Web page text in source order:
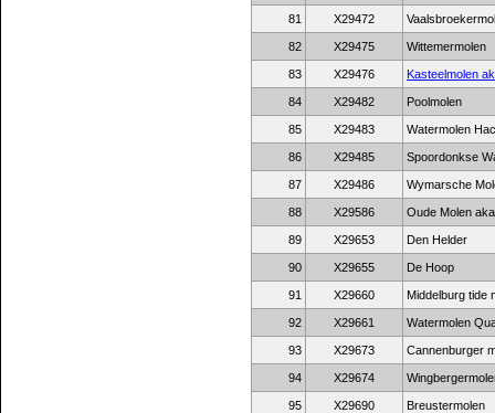
81 X29472
82 X29475 Wittemermolen
83 X29476 Kasteelmolen
84 X29482 Poolmolen
85 X29483 Watermolen
86 X29485 Spoordonkse
87 X29486 Wymarsche
88 X29586 Oude Molen
89 X29653 Den Helder
90 X29655 De Hoop
91 X29660 Middelburg tide
92 X29661 Watermolen
93 X29673 Cannenburger
94 X29674
95 X29690 Breustermolen